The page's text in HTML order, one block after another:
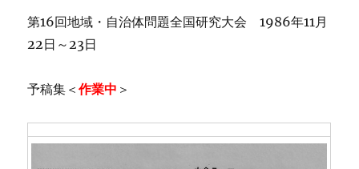
第16回地域・自治体問題全国研究大会 1986年11月
22日～23日
予稿集＜作業中 ＞